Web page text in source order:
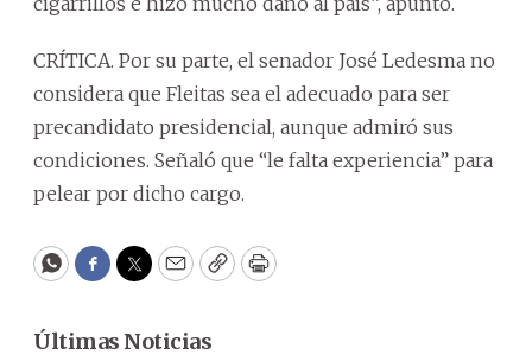
CRÍTICA. Por su parte, el senador José Ledesma no
considera que Fleitas sea el adecuado para ser
precandidato presidencial, aunque admiró sus
condiciones. Señaló que “le falta experiencia” para
pelear por dicho cargo.
WhatsApp
Facebook
Twitter
EmailCopyPrint
Últimas Noticias